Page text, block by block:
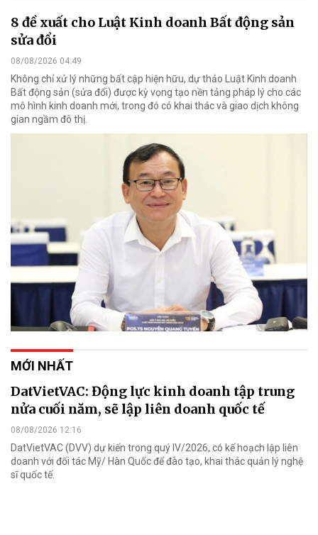
8 đề xuất cho Luật Kinh doanh Bất động sản
sửa đổi
08/08/2026 04:49
Không chỉ xử lý những bất cập hiện hữu, dự thảo Luật Kinh doanh
Bất động sản (sửa đổi) được kỳ vọng tạo nền tảng pháp lý cho các
mô hình kinh doanh mới, trong đó có khai thác và giao dịch không
gian ngầm đô thị.
MỚI NHẤT
DatVietVAC: Động lực kinh doanh tập trung
nửa cuối năm, sẽ lập liên doanh quốc tế
08/08/2026 12:16
DatVietVAC (DVV) dự kiến trong quý IV/2026, có kế hoạch lập liên
doanh với đối tác Mỹ/ Hàn Quốc để đào tạo, khai thác quản lý nghệ
sĩ quốc tế.